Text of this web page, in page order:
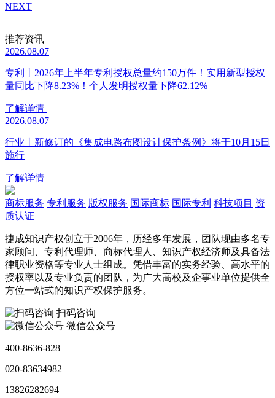
NEXT
推荐资讯
2026.08.07
专利丨2026年上半年专利授权总量约150万件！实用新型授权
量同比下降8.23%！个人发明授权量下降62.12%
了解详情
2026.08.07
行业丨新修订的《集成电路布图设计保护条例》将于10月15日
施行
了解详情
商标服务 专利服务 版权服务 国际商标 国际专利 科技项目 资
质认证
捷成知识产权创立于2006年，历经多年发展，团队现由多名专
家顾问、专利代理师、商标代理人、知识产权经济师及具备法
律职业资格等专业人士组成。凭借丰富的实务经验、高水平的
授权率以及专业负责的团队，为广大高校及企事业单位提供全
方位一站式的知识产权保护服务。
扫码咨询
微信公众号
400-8636-828
020-83634982
13826282694